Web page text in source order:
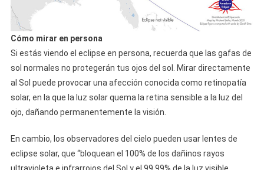
Cómo mirar en persona
Si estás viendo el eclipse en persona, recuerda que las gafas de
sol normales no protegerán tus ojos del sol. Mirar directamente
al Sol puede provocar una afección conocida como retinopatía
solar, en la que la luz solar quema la retina sensible a la luz del
ojo, dañando permanentemente la visión.
En cambio, los observadores del cielo pueden usar lentes de
eclipse solar, que “bloquean el 100% de los dañinos rayos